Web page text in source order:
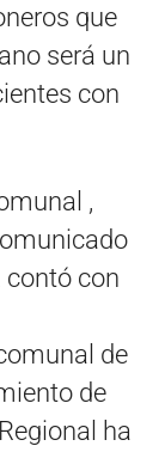
que
será un
con
,
contó con
de
de
ha